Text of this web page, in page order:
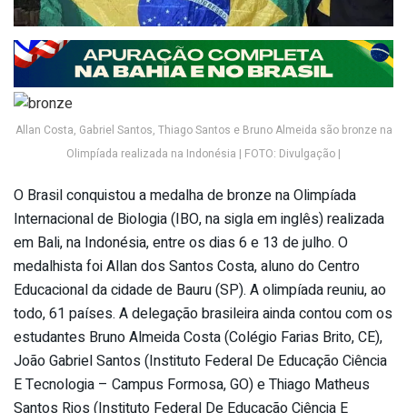
Allan Costa, Gabriel Santos, Thiago Santos e Bruno Almeida são bronze na
Olimpíada realizada na Indonésia | FOTO: Divulgação |
O Brasil conquistou a medalha de bronze na Olimpíada
Internacional de Biologia (IBO, na sigla em inglês) realizada
em Bali, na Indonésia, entre os dias 6 e 13 de julho. O
medalhista foi Allan dos Santos Costa, aluno do Centro
Educacional da cidade de Bauru (SP). A olimpíada reuniu, ao
todo, 61 países. A delegação brasileira ainda contou com os
estudantes Bruno Almeida Costa (Colégio Farias Brito, CE),
João Gabriel Santos (Instituto Federal De Educação Ciência
E Tecnologia – Campus Formosa, GO) e Thiago Matheus